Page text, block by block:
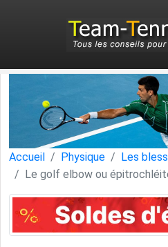
Accueil Physique
Les
Le golf elbow ou